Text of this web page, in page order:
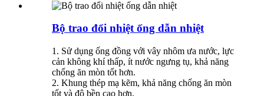
Bộ trao đổi nhiệt ống dẫn nhiệt
1. Sử dụng ống đồng với vây nhôm ưa nước, lực
cản không khí thấp, ít nước ngưng tụ, khả năng
chống ăn mòn tốt hơn.
2. Khung thép mạ kẽm, khả năng chống ăn mòn
tốt và độ bền cao hơn.